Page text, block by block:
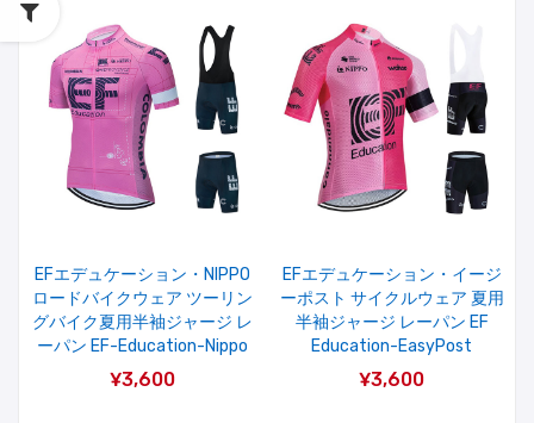
EFエデュケーション・NIPPO
ロードバイクウェア ツーリン
グバイク夏用半袖ジャージ レ
ーパン EF-Education-Nippo
¥3,600
EFエデュケーション・イージ
ーポスト サイクルウェア 夏用
半袖ジャージ レーパン EF
Education-EasyPost
¥3,600